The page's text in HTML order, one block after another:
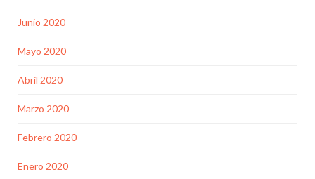
Junio 2020
Mayo 2020
Abril 2020
Marzo 2020
Febrero 2020
Enero 2020